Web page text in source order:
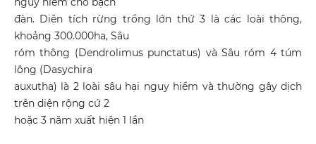
đàn. Diện tích rừng trồng lớn thứ 3 là các loài thông,
khoảng 300.000ha, Sâu
róm thông (Dendrolimus punctatus) và Sâu róm 4 túm
lông (Dasychira
auxutha) là 2 loài sâu hại nguy hiểm và thường gây dịch
trên diện rộng cứ 2
hoặc 3 năm xuất hiện 1 lần